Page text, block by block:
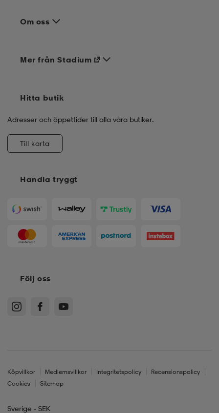
Om oss
Handla tryggt
Mer från Stadium
Hitta butik
Adresser och öppettider till alla våra butiker.
Till karta
Följ oss
Köpvillkor Medlemsvillkor Integritetspolicy
Recensionspolicy
Cookies
Sitemap
Sverige - SEK